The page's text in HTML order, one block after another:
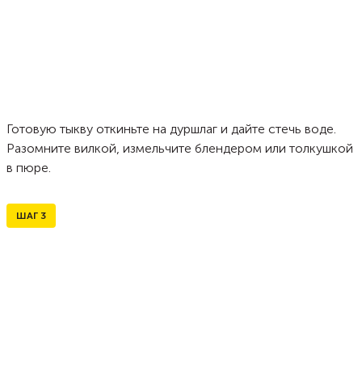
Готовую тыкву откиньте на дуршлаг и дайте стечь воде.
Разомните вилкой, измельчите блендером или толкушкой
в пюре.
ШАГ 3